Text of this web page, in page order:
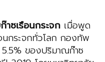
รือนกระจก เมื่อพูด
นกระจกทั่วโลก กองทัพ
ของปริมาณก๊าซ